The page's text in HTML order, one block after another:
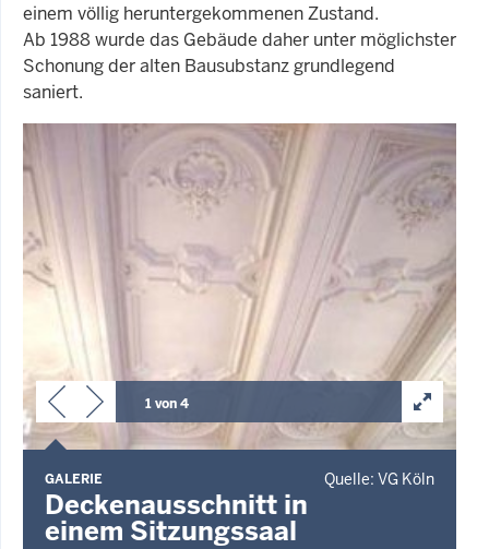
einem völlig heruntergekommenen Zustand.
Ab 1988 wurde das Gebäude daher unter möglichster
Schonung der alten Bausubstanz grundlegend
saniert.
1 von 4
Quelle: VG Köln
GALERIE
Deckenausschnitt in
einem Sitzungssaal